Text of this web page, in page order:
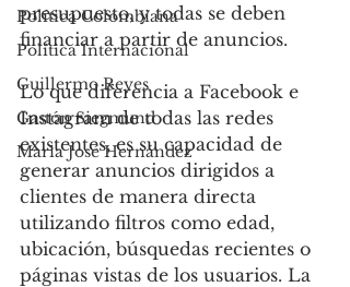
Política Colombiana
Política Internacional
Guillermo Reyes
Gastón Siegmund
Maria José Hernández
presupuesto, y todas se deben
financiar a partir de anuncios.
Lo que diferencia a Facebook e
Instagram de todas las redes
existentes, es su capacidad de
generar anuncios dirigidos a
clientes de manera directa
utilizando filtros como edad,
ubicación, búsquedas recientes o
páginas vistas de los usuarios. La